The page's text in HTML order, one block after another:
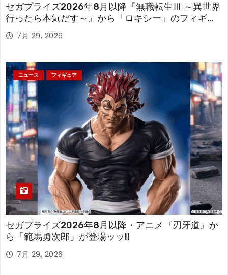
セガプライズ2026年8月以降『無職転生Ⅲ ～異世界
行ったら本気だす～』から「ロキシー」のフィギュ
アが登場！
7月 29, 2026
ニュース フィギュア
セガプライズ2026年8月以降・アニメ『刃牙道』か
ら「範馬勇次郎」が登場ッッ!!
7月 29, 2026